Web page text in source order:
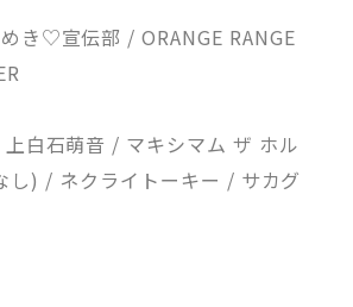
き♡宣伝部 / ORANGE RANGE
白石萌音 / マキシマム ザ ホル
) / ネクライトーキー / サカグ